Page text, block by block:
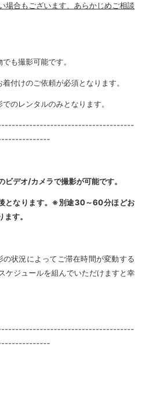
場合もございます、あらかじめご相談
も撮影可能です。
付けのご依頼が必須となります。
のレンタルのみとなります。
デオ/カメラで撮影が可能です。
となります。※別途30～60分ほどお
す。
状況によってご滞在時間が変動する
ケジュールを組んでいただけますと幸